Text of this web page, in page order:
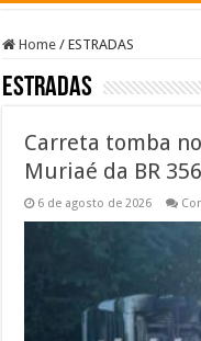
Home / ESTRADAS
ESTRADAS
Carreta tomba
Muriaé da BR 356
6 de agosto de 2026